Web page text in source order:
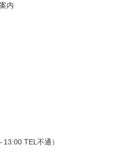
内
TEL不通）